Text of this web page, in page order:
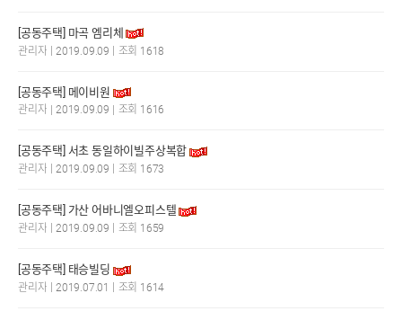
[공동주택] 마곡 엠리체
관리자 |2019.09.09 | 조회 1618
[공동주택] 메이비원
관리자 |2019.09.09 | 조회 1616
[공동주택] 서초 동일하이빌주상복합
관리자 |2019.09.09 조회 1673
[공동주택] 가산 어바니엘오피스텔
관리자 |2019.09.09 조회 1659
[공동주택] 태승빌딩
관리자 |2019.07.01 조회 1614